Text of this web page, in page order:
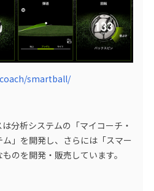
smartball/
分析システムの「マイコーチ・
」を開発し、さらには「スマー
のを開発・販売しています。